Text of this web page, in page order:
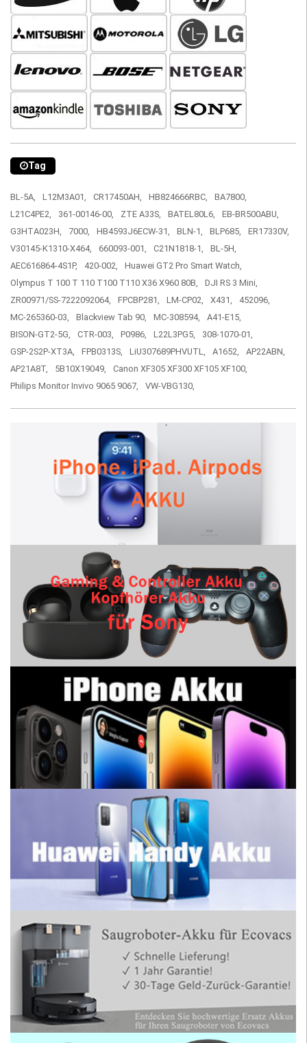
Tag
BL-5A, L12M3A01, CR17450AH, HB824666RBC,
BA7800,
L21C4PE2,
361-00146-00, ZTE A33S, BATEL80L6,
EB-BR500ABU,
G3HTA023H,
7000, HB4593J6ECW-31, BLN-1, BLP685,
ER17330V,
V30145-K1310-X464,
660093-001, C21N1818-1,
BL-5H,
AEC616864-4S1P,
420-002,
Huawei GT2 Pro Smart Watch,
Olympus T 100 T 110 T100 T110 X36 X960 80B,
DJI RS 3 Mini,
ZR00971/SS-7222092064,
FPCBP281, LM-CP02, X431,
452096,
MC-265360-03,
Blackview Tab 90, MC-308594,
A41-E15,
BISON-GT2-5G,
CTR-003, P0986, L22L3PG5,
308-1070-01,
GSP-2S2P-XT3A,
FPB0313S, LiU307689PHVUTL, A1652,
AP22ABN,
AP21A8T,
5B10X19049,
Canon XF305 XF300 XF105 XF100,
Philips Monitor Invivo 9065 9067,
VW-VBG130,